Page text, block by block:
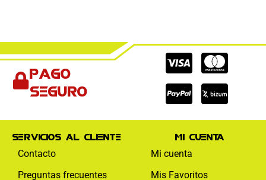
Pago
seguro
Cc-
visa
Cc-
Cc-
paypal
Servicios al cliente
Contacto
Preguntas frecuentes
Mi cuenta
Mi cuenta
Mis Favoritos